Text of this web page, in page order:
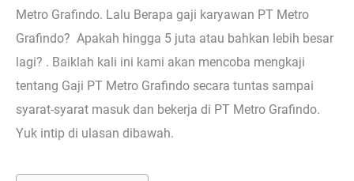
Metro Grafindo. Lalu Berapa gaji karyawan PT Metro
Grafindo? Apakah hingga 5 juta atau bahkan lebih besar
lagi? . Baiklah kali ini kami akan mencoba mengkaji
tentang Gaji PT Metro Grafindo secara tuntas sampai
syarat-syarat masuk dan bekerja di PT Metro Grafindo.
Yuk intip di ulasan dibawah.